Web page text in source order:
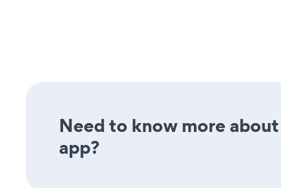
Need to know more
app?